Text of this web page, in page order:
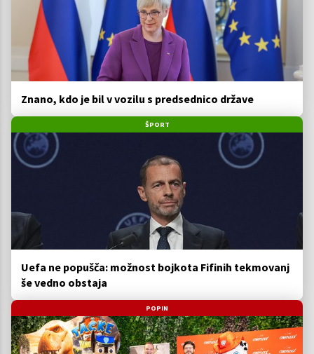
Znano, kdo je bil v vozilu s predsednico države
ŠPORT
Uefa ne popušča: možnost bojkota Fifinih tekmovanj
še vedno obstaja
POPIN